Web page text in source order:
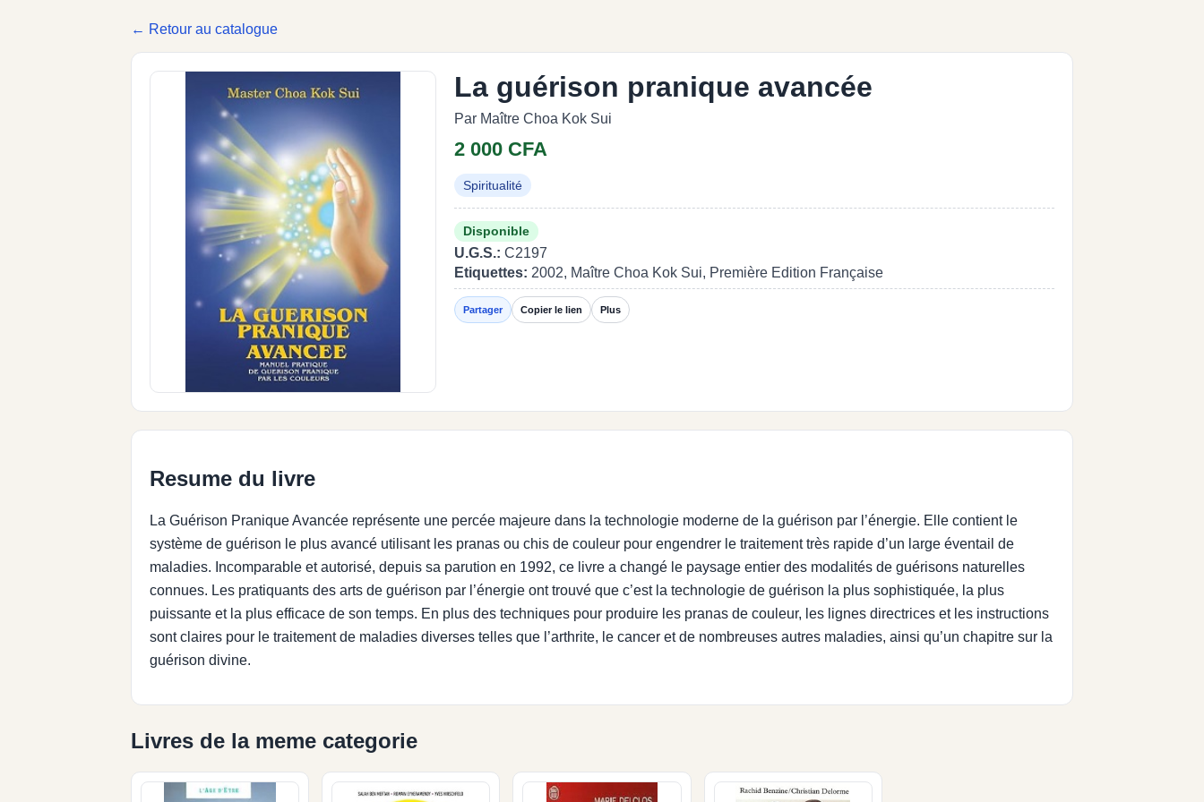
← Retour au catalogue
La guérison pranique avancée
Par Maître Choa Kok Sui
2 000 CFA
Spiritualité
Disponible
U.G.S.: C2197
Etiquettes: 2002, Maître Choa Kok Sui, Première Edition Française
Partager Copier le lien Plus
Resume du livre
La Guérison Pranique Avancée représente une percée majeure dans la technologie moderne de la guérison par l’énergie. Elle contient le
système de guérison le plus avancé utilisant les pranas ou chis de couleur pour engendrer le traitement très rapide d’un large éventail de
maladies. Incomparable et autorisé, depuis sa parution en 1992, ce livre a changé le paysage entier des modalités de guérisons naturelles
connues. Les pratiquants des arts de guérison par l’énergie ont trouvé que c’est la technologie de guérison la plus sophistiquée, la plus
puissante et la plus efficace de son temps. En plus des techniques pour produire les pranas de couleur, les lignes directrices et les instructions
sont claires pour le traitement de maladies diverses telles que l’arthrite, le cancer et de nombreuses autres maladies, ainsi qu’un chapitre sur la
guérison divine.
Livres de la meme categorie